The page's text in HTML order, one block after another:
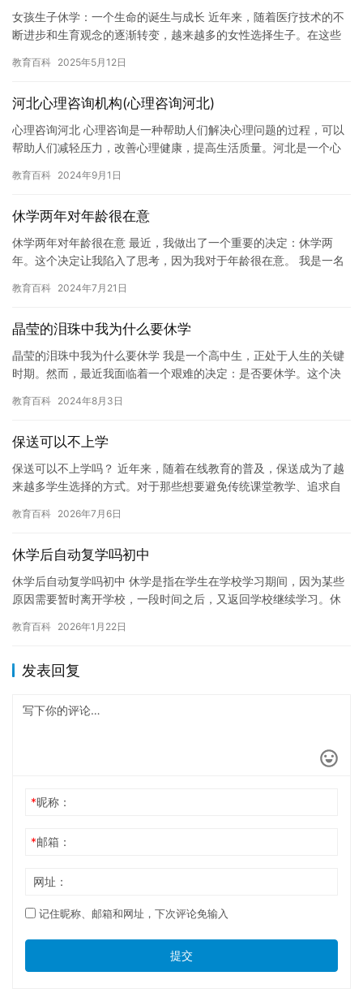
女孩生子休学：一个生命的诞生与成长 近年来，随着医疗技术的不
断进步和生育观念的逐渐转变，越来越多的女性选择生子。在这些
人原…
教育百科 2025年5月12日
河北心理咨询机构(心理咨询河北)
心理咨询河北 心理咨询是一种帮助人们解决心理问题的过程，可以
帮助人们减轻压力，改善心理健康，提高生活质量。河北是一个心
环境…
教育百科 2024年9月1日
休学两年对年龄很在意
休学两年对年龄很在意 最近，我做出了一个重要的决定：休学两
年。这个决定让我陷入了思考，因为我对于年龄很在意。 我是一名
得不…
教育百科 2024年7月21日
晶莹的泪珠中我为什么要休学
晶莹的泪珠中我为什么要休学 我是一个高中生，正处于人生的关键
时期。然而，最近我面临着一个艰难的决定：是否要休学。这个决
所…
教育百科 2024年8月3日
保送可以不上学
保送可以不上学吗？ 近年来，随着在线教育的普及，保送成为了越
来越多学生选择的方式。对于那些想要避免传统课堂教学、追求自
真的…
教育百科 2026年7月6日
休学后自动复学吗初中
休学后自动复学吗初中 休学是指在学生在学校学习期间，因为某些
原因需要暂时离开学校，一段时间之后，又返回学校继续学习。休
和学…
教育百科 2026年1月22日
发表回复
*昵称：
*邮箱：
网址：
记住昵称、邮箱和网址，下次评论免输入
提交